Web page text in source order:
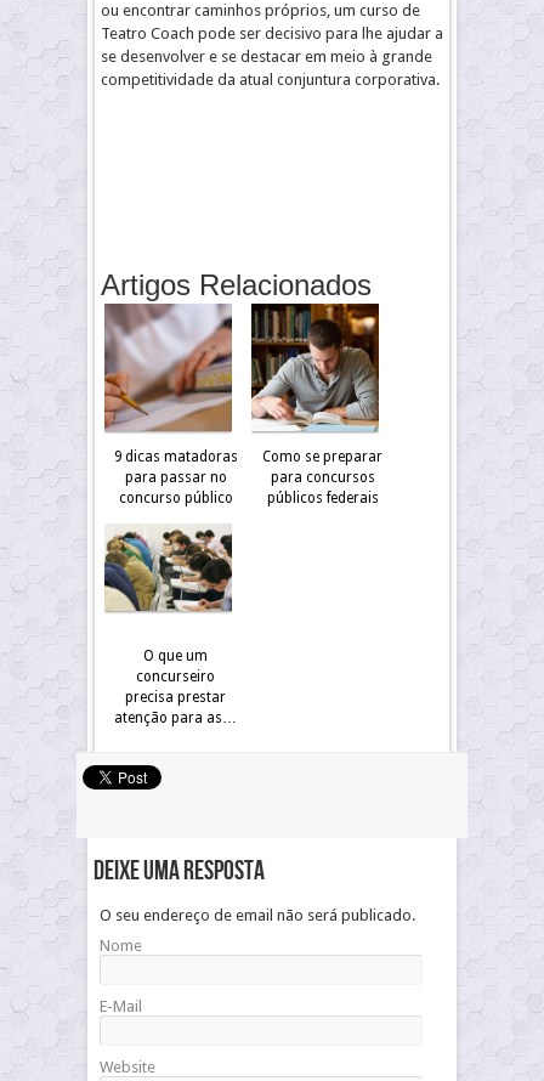
ou encontrar caminhos próprios, um curso de
Teatro Coach pode ser decisivo para lhe ajudar a
se desenvolver e se destacar em meio à grande
competitividade da atual conjuntura corporativa.
Artigos Relacionados
9 dicas matadoras
para passar no
concurso público
Como se preparar
para concursos
públicos federais
O que um
concurseiro
precisa prestar
atenção para as…
Deixe uma resposta
O seu endereço de email não será publicado.
Nome
E-Mail
Website